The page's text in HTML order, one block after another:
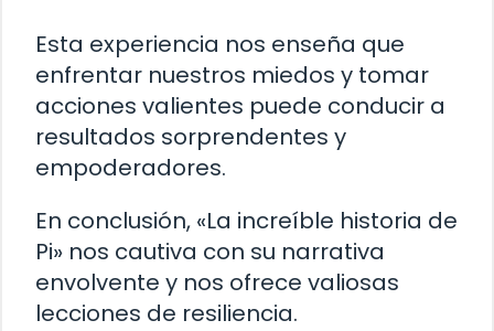
Esta experiencia nos enseña que
enfrentar nuestros miedos y tomar
acciones valientes puede conducir a
resultados sorprendentes y
empoderadores.
En conclusión, «La increíble historia de
Pi» nos cautiva con su narrativa
envolvente y nos ofrece valiosas
lecciones de resiliencia.